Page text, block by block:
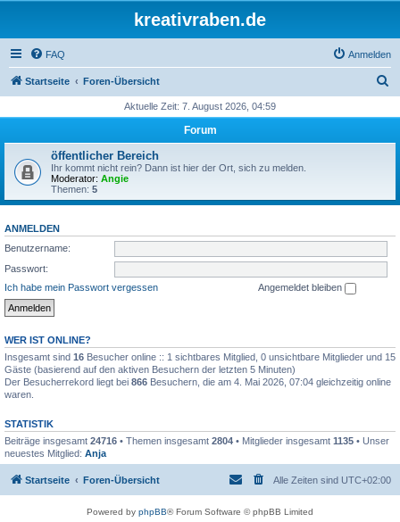
kreativraben.de
FAQ Anmelden
Startseite Foren-Übersicht
h
Aktuelle Zeit: 7. August 2026, 04:59
Forum
öffentlicher Bereich
Ihr kommt nicht rein? Dann ist hier der Ort, sich zu melden.
Moderator: Angie
Themen: 5
ANMELDEN
Benutzername:
Passwort:
Ich habe mein Passwort vergessen
Angemeldet bleiben
WER IST ONLINE?
Insgesamt sind 16 Besucher online :: 1 sichtbares Mitglied, 0 unsichtbare Mitglieder und 15
Gäste (basierend auf den aktiven Besuchern der letzten 5 Minuten)
Der Besucherrekord liegt bei 866 Besuchern, die am 4. Mai 2026, 07:04 gleichzeitig online
waren.
STATISTIK
Beiträge insgesamt 24716 • Themen insgesamt 2804 • Mitglieder insgesamt 1135 • Unser
neuestes Mitglied: Anja
Startseite Foren-Übersicht Alle Zeiten sind UTC+02:00
Powered by phpBB® Forum Software © phpBB Limited